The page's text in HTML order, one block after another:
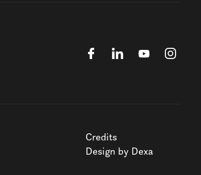
Credits
Design by Dexa